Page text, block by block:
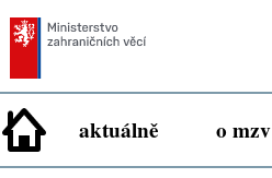
aktuálně o mzv